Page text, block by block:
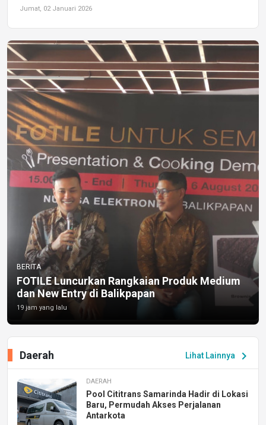
Jumat, 02 Januari 2026
BERITA
FOTILE Luncurkan Rangkaian Produk Medium
dan New Entry di Balikpapan
19 jam yang lalu
Lihat Lainnya chevron_right
Daerah
DAERAH
Pool Cititrans Samarinda Hadir di Lokasi
Baru, Permudah Akses Perjalanan
Antarkota